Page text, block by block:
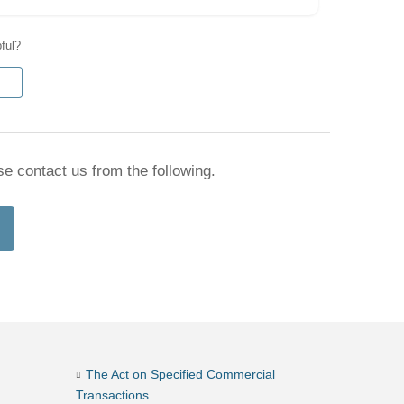
contact us from the following.
The Act on Specified Commercial
Transactions